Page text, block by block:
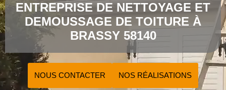
ENTREPRISE DE NETTOYAGE ET
DEMOUSSAGE DE TOITURE À
BRASSY 58140
NOUS CONTACTER NOS RÉALISATIONS